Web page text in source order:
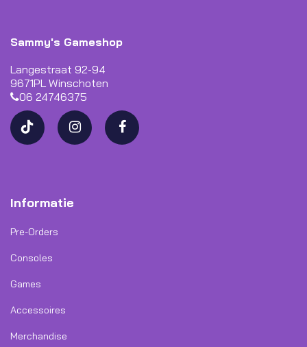
Sammy's Gameshop
Langestraat 92-94
9671PL Winschoten
06 24746375
Informatie
Pre-Orders
Consoles
Games
Accessoires
Merchandise